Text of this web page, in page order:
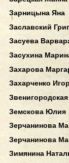
Зарницына Яна
Заславский
Засуева
Засухина
Захарова
Захарченко
Земскова Юлия
Зерчанинова
Зерчанинова
Зимянина